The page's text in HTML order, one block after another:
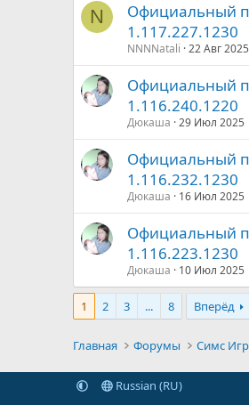
N
Официальный
1.117.227.1230
NNNNatali 22 Авг 2025
Официальный
1.116.240.1220
Дюкаша 29 Июл 2025
Официальный
1.116.232.1230
Дюкаша 16 Июл 2025
Официальный
1.116.223.1230
Дюкаша 10 Июл 2025
1 2 3 ... 8 Вперёд
Главная Форумы Симс
Russian (RU)